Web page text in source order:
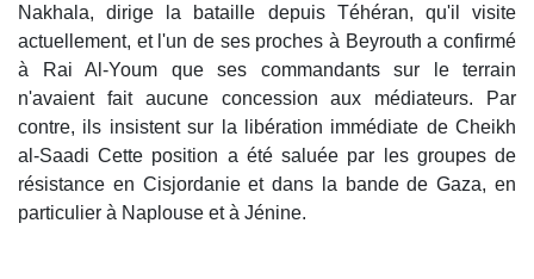
Nakhala, dirige la bataille depuis Téhéran, qu'il visite
actuellement, et l'un de ses proches à Beyrouth a confirmé
à Rai Al-Youm que ses commandants sur le terrain
n'avaient fait aucune concession aux médiateurs. Par
contre, ils insistent sur la libération immédiate de Cheikh
al-Saadi Cette position a été saluée par les groupes de
résistance en Cisjordanie et dans la bande de Gaza, en
particulier à Naplouse et à Jénine.